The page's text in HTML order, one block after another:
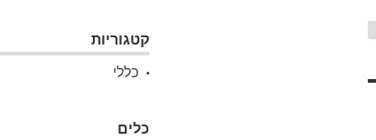
קטגוריות
כללי
כלים